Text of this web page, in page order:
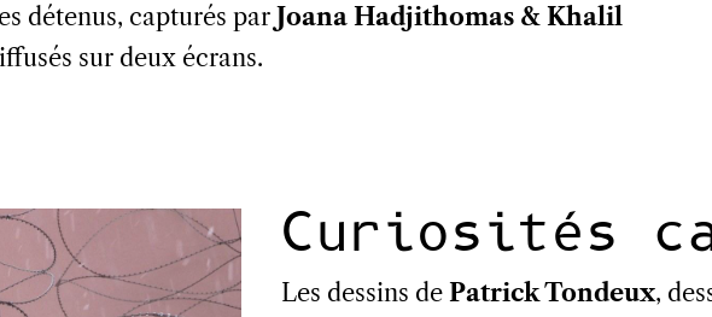
détenus, capturés parJoana Hadjithomas & Khalil
sur deux écrans.
Curiosités
Les dessins de Patrick Tondeux,